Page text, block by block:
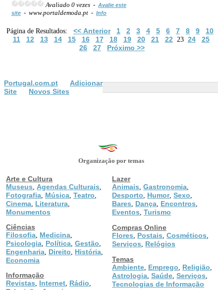
Avaliado 0 vezes - Avalie este
site - www.portaldemoda.pt - Info
Página de Resultados: << Anterior 1 2 3 4 5 6 7 8 9
10
11
12 13 14 15 16 17 18 19 20 21 22 23 24
25
26
27 Próximo >>
Portugal.com.pt
Adicionar
Site
Novos Sites
Organização por temas
Arte e Cultura
Museus
Agendas Culturais
Fotografia Música Teatro
Cinema Literatura
Monumentos
Ciências
Filosofia Medicina
Psicologia Política Gestão
Engenharia Direito História
Economia
Informação
Revistas
Internet Rádio
Lazer
Animais Gastronomia
Desporto Humor, Sexo
Bares Dança Encontros
Eventos Turismo
Compras Online
Flores
Postais Cosméticos
Serviços
Relógios
Temas
Ambiente Emprego Religião
Astrologia Saúde Serviços
Tecnologias de Informação